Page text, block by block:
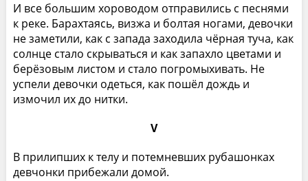
И все большим хороводом отправились с песнями
к реке. Барахтаясь, визжа и болтая ногами, девочки
не заметили, как с запада заходила чёрная туча, как
солнце стало скрываться и как запахло цветами и
берёзовым листом и стало погромыхивать. Не
успели девочки одеться, как пошёл дождь и
измочил их до нитки.
V
В прилипших к телу и потемневших рубашонках
девчонки прибежали домой.